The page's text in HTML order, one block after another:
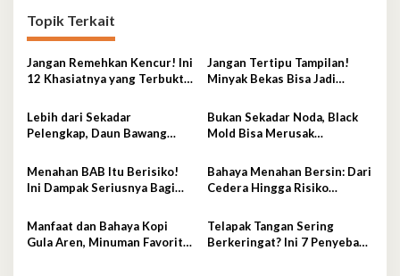
Topik Terkait
Jangan Remehkan Kencur! Ini
12 Khasiatnya yang Terbukti
Jangan Tertipu Tampilan!
Minyak Bekas Bisa Jadi
Lebih dari Sekadar
Pelengkap, Daun Bawang
Darah dan Kolesterol
Bukan Sekadar Noda, Black
Mold Bisa Merusak
Menahan BAB Itu Berisiko!
Ini Dampak Seriusnya Bagi
Bahaya Menahan Bersin: Dari
Cedera Hingga Risiko
Manfaat dan Bahaya Kopi
Gula Aren, Minuman Favorit
Telapak Tangan Sering
Berkeringat? Ini 7 Penyebab